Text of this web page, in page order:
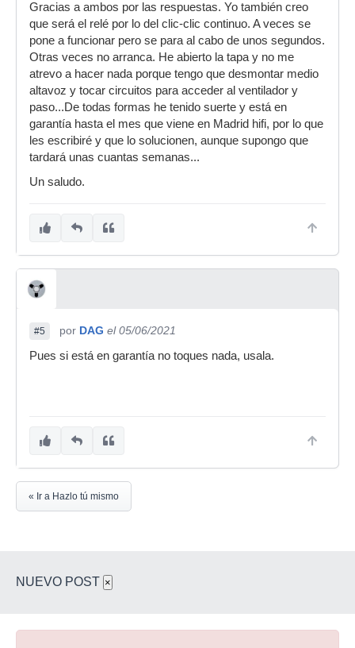
Gracias a ambos por las respuestas. Yo también creo
que será el relé por lo del clic-clic continuo. A veces se
pone a funcionar pero se para al cabo de unos segundos.
Otras veces no arranca. He abierto la tapa y no me
atrevo a hacer nada porque tengo que desmontar medio
altavoz y tocar circuitos para acceder al ventilador y
paso...De todas formas he tenido suerte y está en
garantía hasta el mes que viene en Madrid hifi, por lo que
les escribiré y que lo solucionen, aunque supongo que
tardará unas cuantas semanas...
Un saludo.
#5 por DAG el 05/06/2021
Pues si está en garantía no toques nada, usala.
« Ir a Hazlo tú mismo
NUEVO POST ×